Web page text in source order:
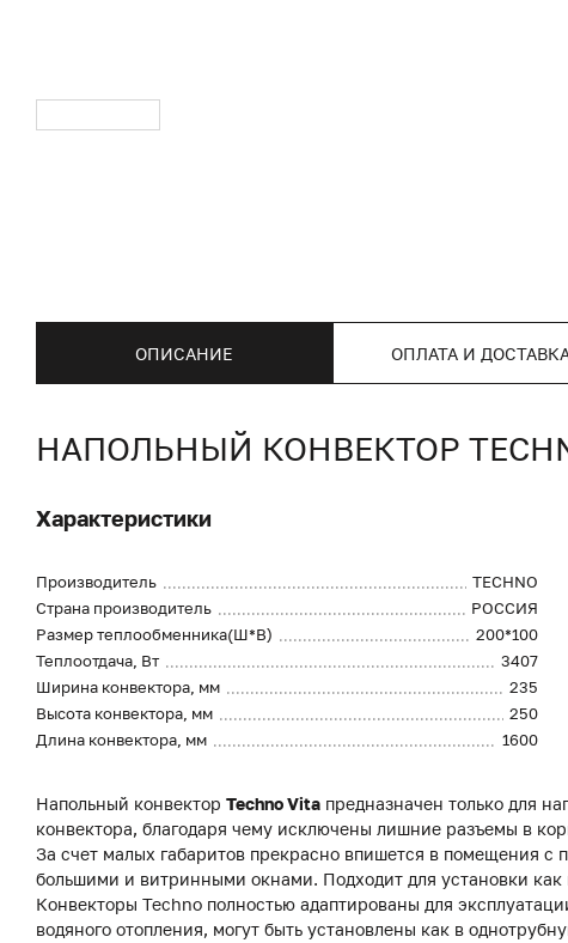
ОПИСАНИЕ ОПЛАТА И
НАПОЛЬНЫЙ КОНВЕКТОР
Характеристики
Производитель
TECHNO
Страна производитель
РОССИЯ
Размер теплообменника(Ш*В)
200*100
Теплоотдача, Вт
3407
Ширина конвектора, мм
235
Высота конвектора, мм
250
Длина конвектора, мм
1600
Напольный конвектор Techno Vita предназначен только для
конвектора, благодаря чему исключены лишние разъемы в
За счет малых габаритов прекрасно впишется в помещения
большими и витринными окнами. Подходит для установки
Конвекторы Techno полностью адаптированы для
водяного отопления, могут быть установлены как в